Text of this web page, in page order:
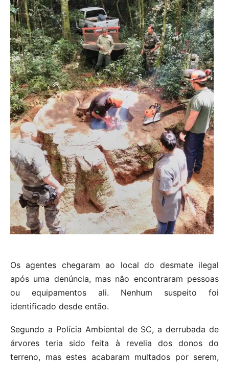
Os agentes chegaram ao local do desmate ilegal
após uma denúncia, mas não encontraram pessoas
ou equipamentos ali. Nenhum suspeito foi
identificado desde então.
Segundo a Polícia Ambiental de SC, a derrubada de
árvores teria sido feita à revelia dos donos do
terreno, mas estes acabaram multados por serem,